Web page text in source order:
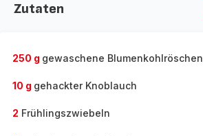
Zutaten
250 g gewaschene Blumenkohlröschen
10 g gehackter Knoblauch
2 Frühlingszwiebeln